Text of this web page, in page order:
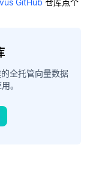
GitHub 仓库点个
全托管向量数据
。